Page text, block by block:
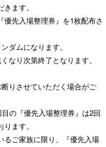
ます。
優先入場整理券』を1枚配布さ
ダムになります。
なり次第終了となります。
りさせていただく場合がご
の『優先入場整理券』は2回
ます。
るご家族に限り、『優先入場